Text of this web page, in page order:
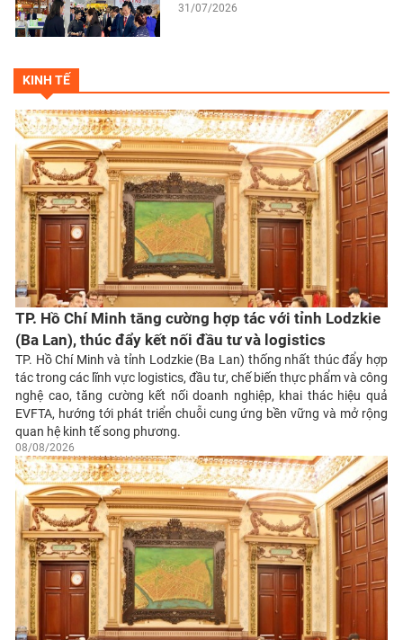
31/07/2026
KINH TẾ
TP. Hồ Chí Minh tăng cường hợp tác với tỉnh Lodzkie
(Ba Lan), thúc đẩy kết nối đầu tư và logistics
TP. Hồ Chí Minh và tỉnh Lodzkie (Ba Lan) thống nhất thúc đẩy hợp
tác trong các lĩnh vực logistics, đầu tư, chế biến thực phẩm và công
nghệ cao, tăng cường kết nối doanh nghiệp, khai thác hiệu quả
EVFTA, hướng tới phát triển chuỗi cung ứng bền vững và mở rộng
quan hệ kinh tế song phương.
08/08/2026